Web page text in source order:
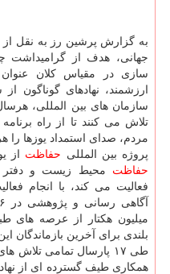
به گزارش پرشین رز به نقل از
جهانی، هدف از گرامیداشت
سازی در مقیاس كلان
ارزشمند، نهادهای گوناگون
تلاش می كنند تا از راه
مردم، صدای استمداد یوزها را
پروژه بین المللی حفاظت از
حفاظت محیط زیست و دفتر
فعالیت می كند، با انجام
میلیون هكتار از عرصه های
بلندی برای آخرین بازماندگان
طی ۱۷ پارسال تمامی تلاش
همكاری طیف گسترده ای از